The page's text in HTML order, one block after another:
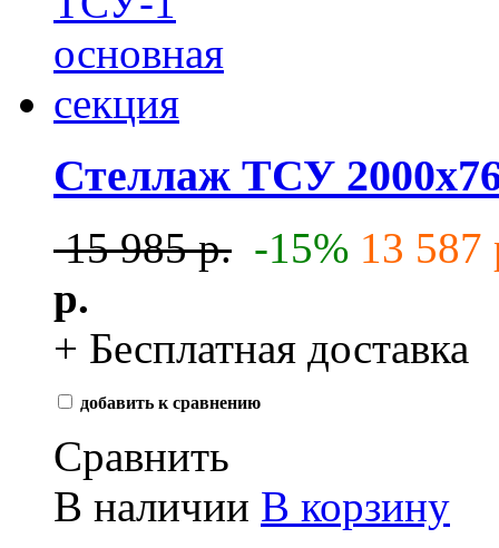
Стеллаж ТСУ
15 985 р. -15% 13 587
р.
+ Бесплатная доставка
добавить к сравнению
Сравнить
В наличии В корзину